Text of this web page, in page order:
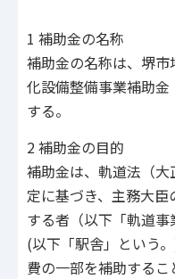
1 補助金の名称
補助金の名称は、堺
化設備整備事業補助
する。
2 補助金の目的
補助金は、軌道法（
定に基づき、主務大
する者（以下「軌道
(以下「駅舎」という
費の一部を補助する